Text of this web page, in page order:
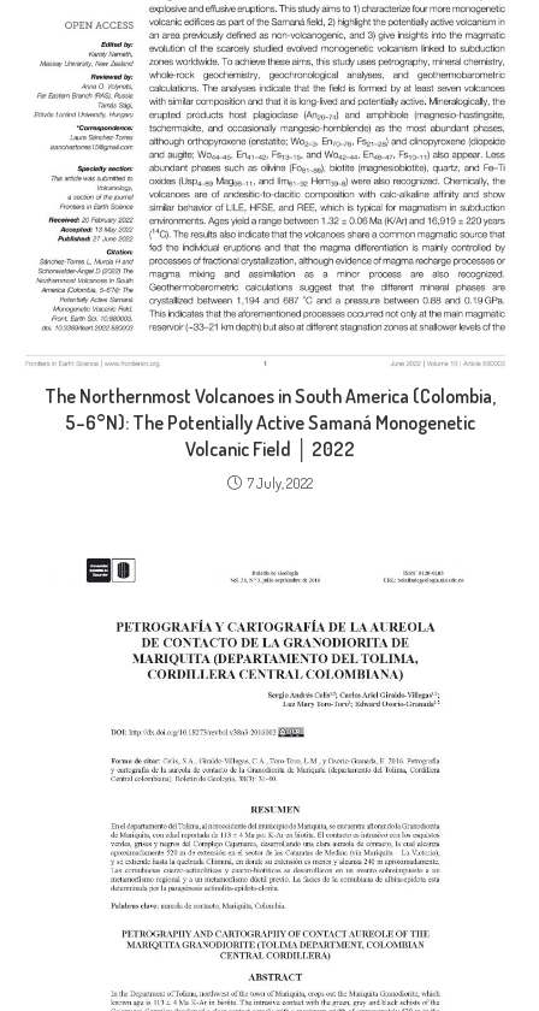
The Northernmost Volcanoes in South America (Colombia,
5–6°N): The Potentially Active Samaná Monogenetic
Volcanic Field │ 2022
7 July, 2022